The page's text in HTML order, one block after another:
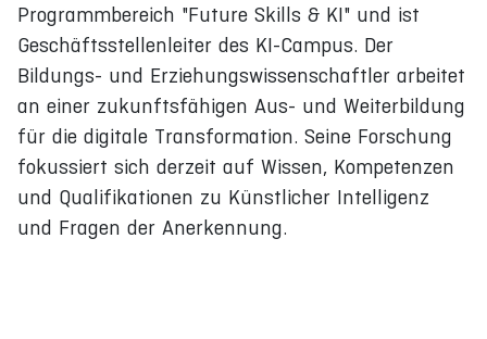
Programmbereich "Future Skills & KI" und ist
Geschäftsstellenleiter des KI-Campus. Der
Bildungs- und Erziehungswissenschaftler arbeitet
an einer zukunftsfähigen Aus- und Weiterbildung
für die digitale Transformation. Seine Forschung
fokussiert sich derzeit auf Wissen, Kompetenzen
und Qualifikationen zu Künstlicher Intelligenz
und Fragen der Anerkennung.